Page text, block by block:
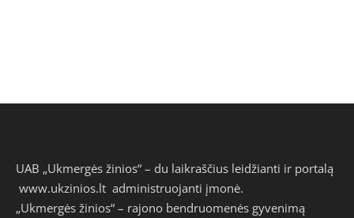
UAB „Ukmergės žinios“ – du laikraščius leidžianti ir portalą
www.ukzinios.lt administruojanti įmonė.
„Ukmergės žinios“ – rajono bendruomenės gyvenimą